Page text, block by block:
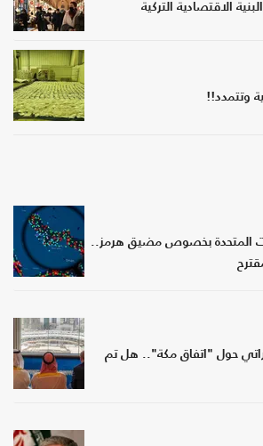
الاقتصادية التركية
وتتمدد!!
المتحدة بخصوص مضيق هرمز..
حول "اتفاق مكة".. هل تم